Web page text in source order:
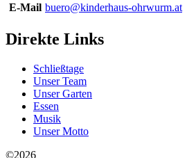
E-Mail buero@kinderhaus-ohrwurm.at
Direkte Links
Schließtage
Unser Team
Unser Garten
Essen
Musik
Unser Motto
©2026